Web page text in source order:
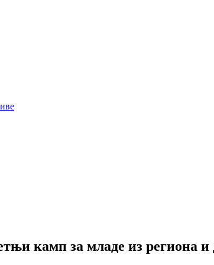
камп за младе из региона и